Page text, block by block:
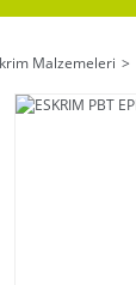
Malzemeleri